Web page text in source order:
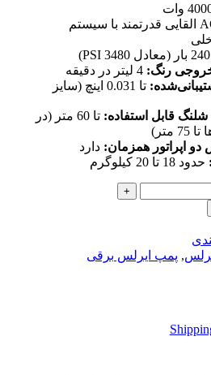
AC القایی قدرتمند با سیستم
240 بار (معادل 3480 PSI)
رنگ: 4 لیتر در دقیقه
تا 0.031 اینچ (سایز
قابل استفاده:
تا 60 متر (در
متر)
اپراتور همزمان: دارد
حدود 18 تا 20 کیلوگرم
, پمپ ایرلس برقی